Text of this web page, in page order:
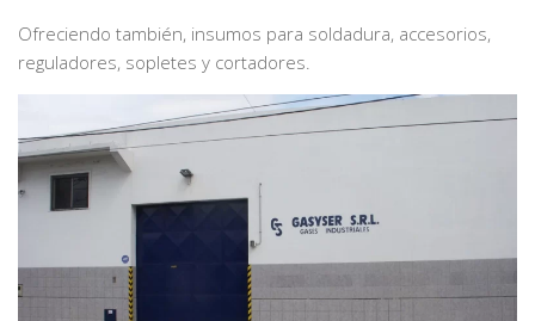
Ofreciendo también, insumos para soldadura, accesorios,
reguladores, sopletes y cortadores.